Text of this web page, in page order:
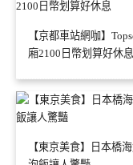
【京都車站網咖】
廂2100日幣划算好休息
【東京美食】日本橋